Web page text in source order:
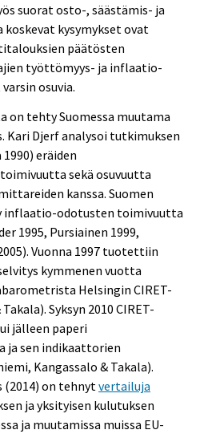
suorat osto-, säästämis- ja
kysymykset ovat
päätösten
työttömyys- ja inflaatio-
osuvia.
tehty Suomessa muutama
Djerf analysoi tutkimuksen
eräiden
sekä osuvuutta
kanssa. Suomen
inflaatio-odotusten toimivuutta
1995, Pursiainen 1999,
Vuonna 1997 tuotettiin
kymmenen vuotta
Helsingin CIRET-
Syksyn 2010 CIRET-
jälleen paperi
sen indikaattorien
Kangassalo & Takala).
(2014) on tehnyt vertailuja
ja yksityisen kulutuksen
ja muutamissa muissa EU-